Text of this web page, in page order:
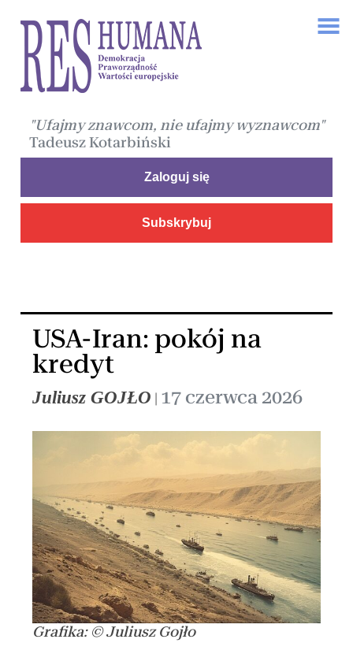
"Ufajmy znawcom, nie ufajmy wyznawcom"
Tadeusz Kotarbiński
Zaloguj się
Subskrybuj
USA-Iran: pokój na
kredyt
Juliusz GOJŁO | 17 czerwca 2026
Grafika: © Juliusz Gojło